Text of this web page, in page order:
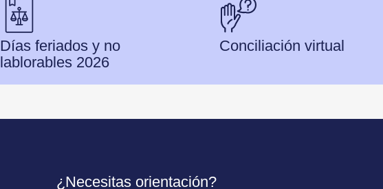
Días feriados y no
lablorables 2026
Conciliación virtual
¿Necesitas orientación?